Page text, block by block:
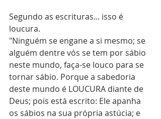
Segundo as escrituras... isso é
loucura.
"Ninguém se engane a si mesmo; se
alguém dentre vós se tem por sábio
neste mundo, faça-se louco para se
tornar sábio. Porque a sabedoria
deste mundo é LOUCURA diante de
Deus; pois está escrito: Ele apanha
os sábios na sua própria astúcia; e